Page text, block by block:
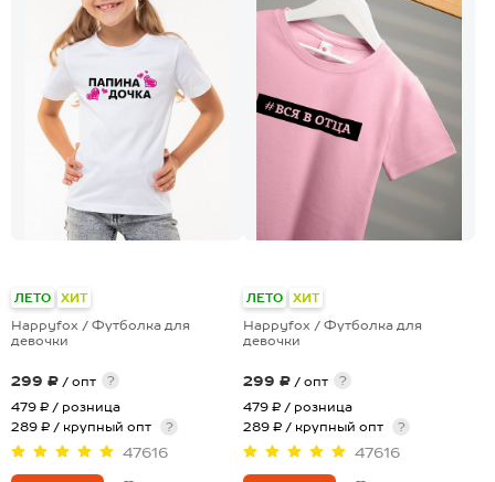
ЛЕТО ХИТ
Happyfox / Футболка для
девочки
299 ₽ / опт
?
479 ₽ / розница
289 ₽ / крупный опт
?
47616
ЛЕТО ХИТ
Happyfox / Футболка для
девочки
299 ₽ / опт
?
479 ₽ / розница
289 ₽ / крупный опт
?
47616